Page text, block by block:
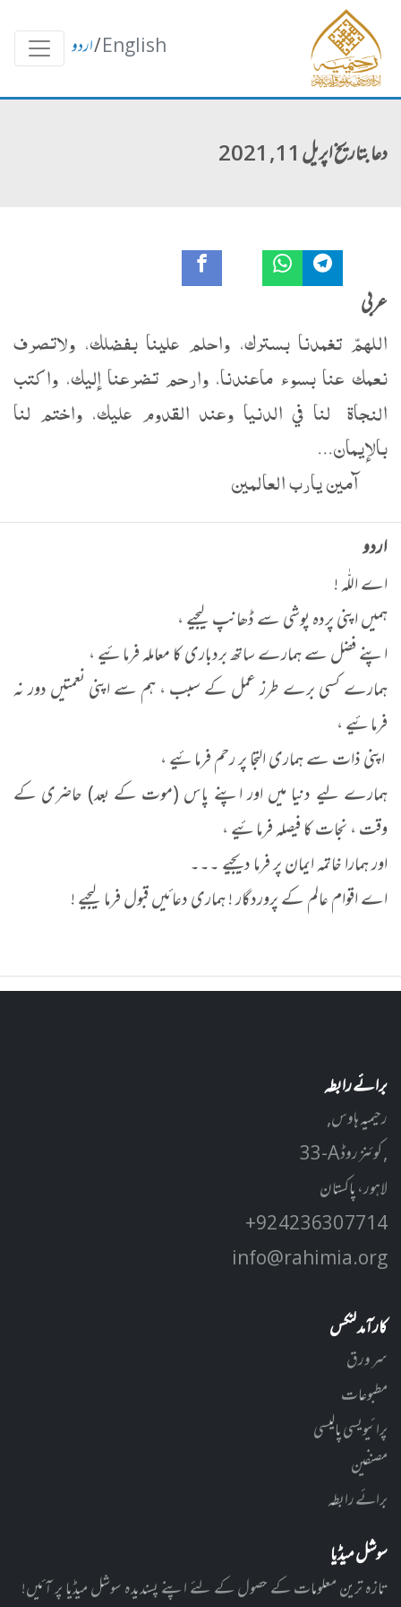
English
/اردو
دعا بتاریخ اپریل 11, 2021
عربی
اللهمّ تغمدنا بسترك، واحلم علينا بفضلك، ولاتصرف
نعمك عنا بسوء ماعندنا، وارحم تضرعنا إليك، واكتب
النجاة لنا في الدنيا وعند القدوم عليك، واختم لنا
بالإيمان...
آمين يارب العالمين
اردو
اے اللّٰہ !
ہمیں اپنی پردہ پوشی سے ڈھانپ لیجیے ،
اپنے فضل سے ہمارے ساتھ بردباری کا معاملہ فرمائیے ،
ہمارے کسی برے طرز عمل کے سبب ، ہم سے اپنی نعمتیں دور نہ
فرمائیے ،
اپنی ذات سے ہماری التجا پر رحم فرمائیے ،
ہمارے لیے دنیا میں اور اپنے پاس (موت کے بعد) حاضری کے
وقت ، نجات کا فیصلہ فرمائیے ،
اور ہمارا خاتمہ ایمان پر فرما دیجیے ۔۔۔
اے اقوام عالم کے پروردگار ! ہماری دعائیں قبول فرما لیجیے !
برائے رابطہ
رحیمیہ ہاوس,
33-A کوئنز روڈ ,
لاہور، پاکستان
+92 42 3630 7714
info@rahimia.org
کارآمد لنکس
سر ورق
مطبوعات
پرائیویسی پالیسی
مصنفین
برائے رابطہ
سوشل میڈیا
تازہ ترین معلومات کے حصول کے لئے اپنے پسندیدہ سوشل میڈیا پر آئیں!